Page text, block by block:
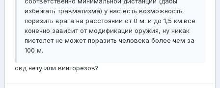
избежать травматизма) у нас есть возможность
поразить врага на расстоянии от 0 м. и до 1,5 км.все
конечно зависит от модификации оружия, ну никак
пистолет не может поразить человека более чем за
100 м.
свд нету или винторезов?